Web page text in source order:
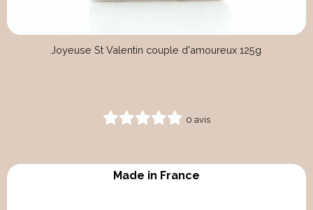
Joyeuse St Valentin couple d'amoureux 125g
0 avis
Made in France